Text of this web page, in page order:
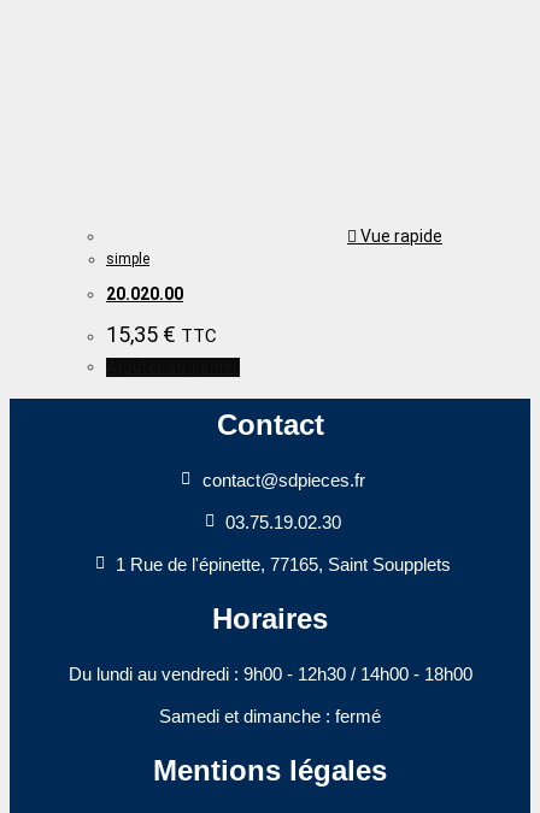
Vue rapide
simple
20.020.00
15,35 € TTC
Contact
contact@sdpieces.fr
03.75.19.02.30
1 Rue de l'épinette, 77165, Saint Soupplets
Horaires
Du lundi au vendredi : 9h00 - 12h30 / 14h00 - 18h00​
Samedi et dimanche : fermé
Mentions légales